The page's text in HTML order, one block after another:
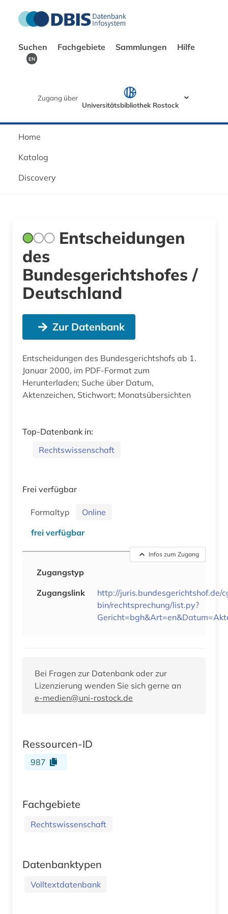
Suchen Fachgebiete Sammlungen Hilfe
EN
Zugang über
Universitätsbibliothek Rostock
Home
Katalog
Discovery
Entscheidungen
des
Bundesgerichtshofes /
Deutschland
Zur Datenbank
Entscheidungen des Bundesgerichtshofs ab 1.
Januar 2000, im PDF-Format zum
Herunterladen; Suche über Datum,
Aktenzeichen, Stichwort; Monatsübersichten
Top-Datenbank in:
Rechtswissenschaft
Frei verfügbar
Formaltyp
Online
frei verfügbar
Infos zum Zugang
Zugangstyp
Zugangslink
http://juris.bundesgerichtshof.de/
bin/rechtsprechung/list.py?
Bei Fragen zur Datenbank oder zur
Lizenzierung wenden Sie sich gerne an
e-medien@uni-rostock.de
Ressourcen-ID
987
Fachgebiete
Rechtswissenschaft
Datenbanktypen
Volltextdatenbank